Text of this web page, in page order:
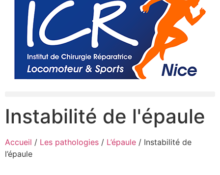
Instabilité de l'épaule
Accueil / Les pathologies / L’épaule / Instabilité de
l’épaule